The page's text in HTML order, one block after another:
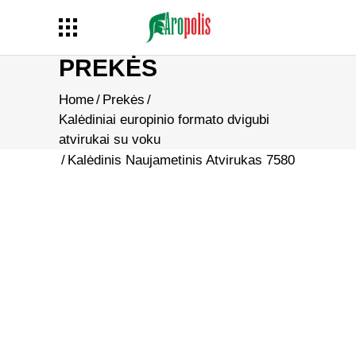
PREKĖS
Home/ Prekės /
Kalėdiniai europinio formato dvigubi
atvirukai su voku
/ Kalėdinis Naujametinis Atvirukas 7580